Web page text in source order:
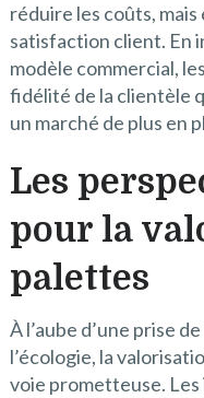
réduire les coûts, mais
satisfaction client. En
modèle commercial,
fidélité de la clientèle
un marché de plus en
Les
pour la
palettes
À l’aube d’une prise
l’écologie, la
voie prometteuse.